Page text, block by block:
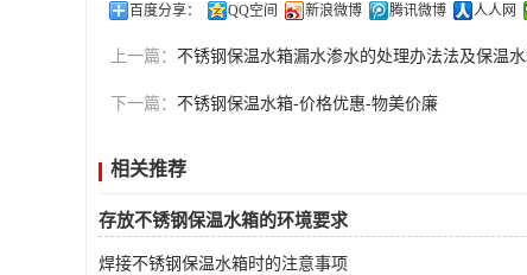
百度分享： QQ空间 新浪微博 腾讯微博 人人网
上一篇： 不锈钢保温水箱漏水渗水的处理办法法及保温
下一篇： 不锈钢保温水箱-价格优惠-物美价廉
相关推荐
存放不锈钢保温水箱的环境要求
焊接不锈钢保温水箱时的注意事项